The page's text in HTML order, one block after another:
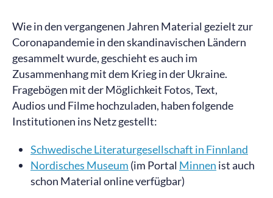
Wie in den vergangenen Jahren Material gezielt zur
Coronapandemie in den skandinavischen Ländern
gesammelt wurde, geschieht es auch im
Zusammenhang mit dem Krieg in der Ukraine.
Fragebögen mit der Möglichkeit Fotos, Text,
Audios und Filme hochzuladen, haben folgende
Institutionen ins Netz gestellt:
Schwedische Literaturgesellschaft in Finnland
Nordisches Museum (im Portal Minnen ist auch
schon Material online verfügbar)